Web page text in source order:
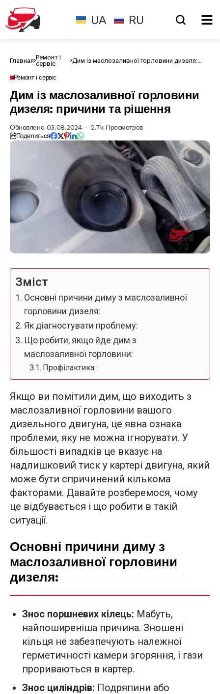
UA RU
Главная Ремонт і
сервіс
Дим із маслозаливної горловини дизеля:
Ремонт і сервіс
Дим із маслозаливної горловини
дизеля: причини та рішення
Обновлено 03.08.2024 2.7k Просмотров
Поделиться
Зміст
Основні причини диму з маслозаливної
горловини дизеля:
Як діагностувати проблему:
Що робити, якщо йде дим з
маслозаливної горловини:
Профілактика:
Якщо ви помітили дим, що виходить з
маслозаливної горловини вашого
дизельного двигуна, це явна ознака
проблеми, яку не можна ігнорувати. У
більшості випадків це вказує на
надлишковий тиск у картері двигуна, який
може бути спричинений кількома
факторами. Давайте розберемося, чому
це відбувається і що робити в такій
ситуації.
Основні причини диму з
маслозаливної горловини
дизеля:
Знос поршневих кілець: Мабуть,
найпоширеніша причина. Зношені
кільця не забезпечують належної
герметичності камери згоряння, і гази
прориваються в картер.
Знос циліндрів: Подряпини або